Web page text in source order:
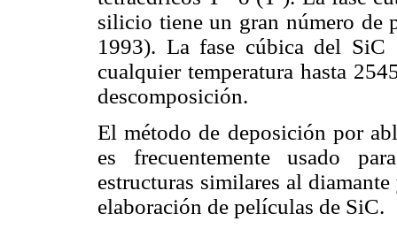
silicio tiene un gran número de
1993). La fase cúbica del SiC
cualquier temperatura hasta
descomposición.
El método de deposición por
es frecuentemente usado
estructuras similares al
elaboración de películas de SiC.